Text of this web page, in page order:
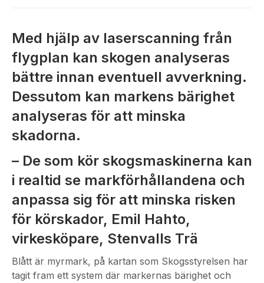
Med hjälp av laserscanning från
flygplan kan skogen analyseras
bättre innan eventuell avverkning.
Dessutom kan markens bärighet
analyseras för att minska
skadorna.
– De som kör skogsmaskinerna kan
i realtid se markförhållandena och
anpassa sig för att minska risken
för körskador, Emil Hahto,
virkesköpare, Stenvalls Trä
Blått är myrmark, på kartan som Skogsstyrelsen har
tagit fram ett system där markernas bärighet och